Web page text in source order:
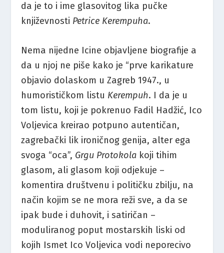
da je to i ime glasovitog lika pučke
književnosti Petrice Kerempuha.
Nema nijedne Icine objavljene biografije a
da u njoj ne piše kako je “prve karikature
objavio dolaskom u Zagreb 1947., u
humorističkom listu Kerempuh. I da je u
tom listu, koji je pokrenuo Fadil Hadžić, Ico
Voljevica kreirao potpuno autentičan,
zagrebački lik ironičnog genija, alter ega
svoga “oca”, Grgu Protokola koji tihim
glasom, ali glasom koji odjekuje –
komentira društvenu i političku zbilju, na
način kojim se ne mora reži sve, a da se
ipak bude i duhovit, i satiričan –
moduliranog poput mostarskih liski od
kojih Ismet Ico Voljevica vodi neporecivo